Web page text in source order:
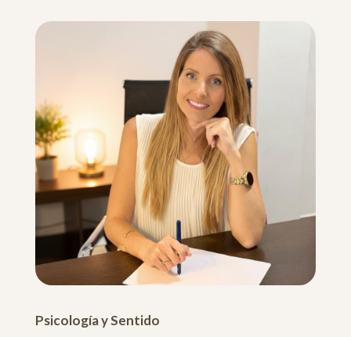
Psicología y Sentido